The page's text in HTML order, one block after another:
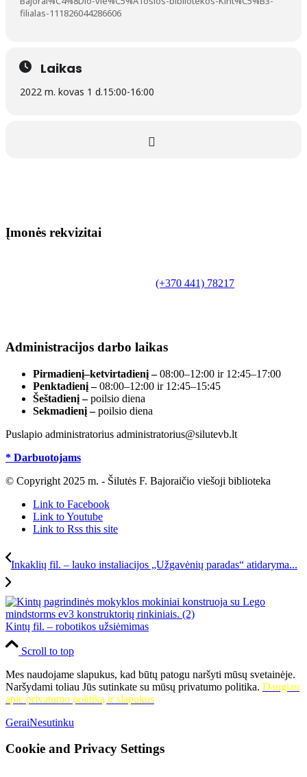
filialas-111826044286606
Laikas
2022 m. kovas 1 d.15:00-16:00
Įmonės rekvizitai
(+370 441) 78217
Administracijos darbo laikas
Pirmadienį–ketvirtadienį –08:00–12:00 ir 12:45–17:00
Penktadienį –08:00–12:00 ir 12:45–15:45
Šeštadienį –poilsio diena
Sekmadienį –poilsio diena
Puslapio administratorius administratorius@silutevb.lt
* Darbuotojams
© Copyright 2025 m. - Šilutės F. Bajoraičio viešoji biblioteka
Link to Facebook
Link to Youtube
Link to Rss this site
Inkaklių fil. – lauko instaliacijos „Užgavėnių paradas“ atidaryma...
Kintų fil. – robotikos užsiėmimas
Scroll to top
Mes naudojame slapukus, kad būtų patogu naršyti mūsų svetainėje.
Naršydami toliau Jūs sutinkate su mūsų privatumo politika. Daugiau
apie privatumo politiką ir slapukus
GeraiNesutinku
Cookie and Privacy Settings